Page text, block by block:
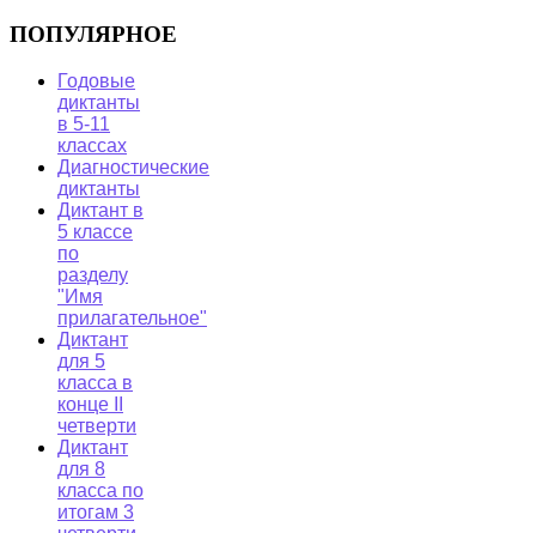
ПОПУЛЯРНОЕ
Годовые
диктанты
в 5-11
классах
Диагностические
диктанты
Диктант в
5 классе
по
разделу
"Имя
прилагательное"
Диктант
для 5
класса в
конце II
четверти
Диктант
для 8
класса по
итогам 3